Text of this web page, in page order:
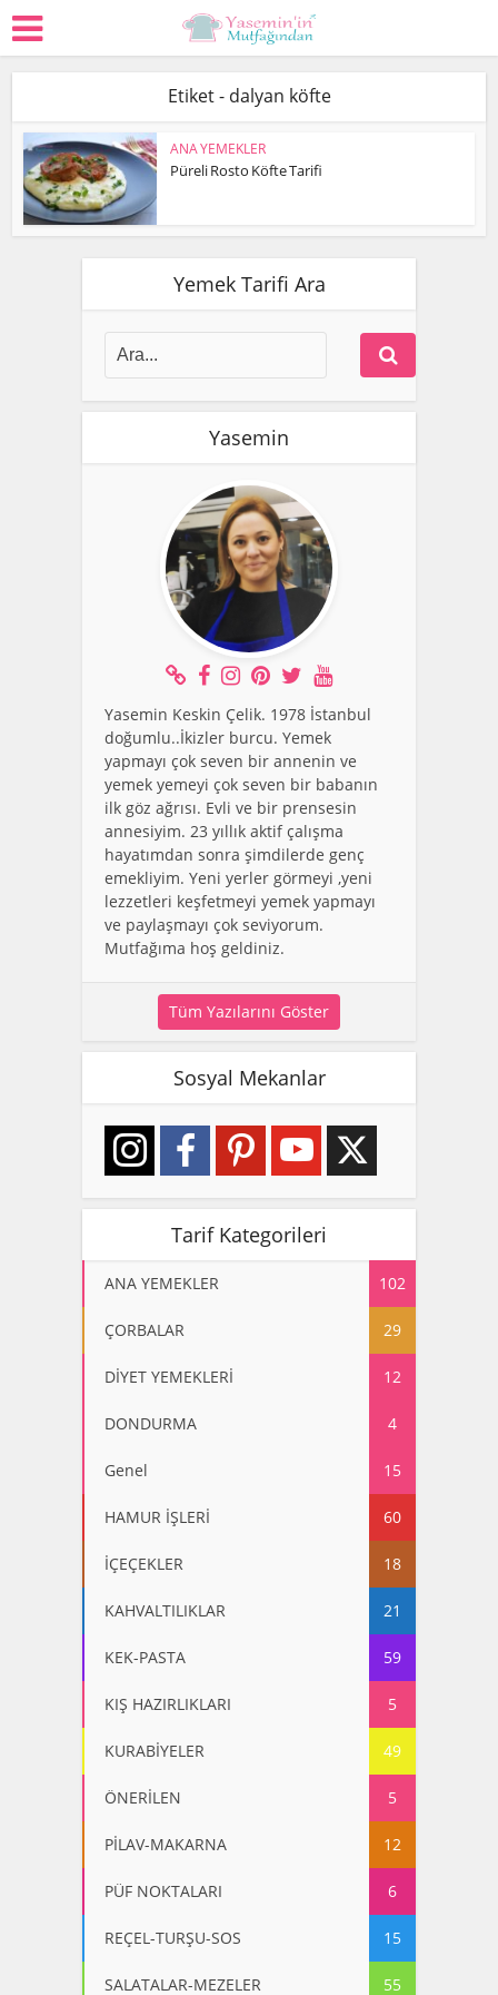
Etiket - dalyan köfte
ANA YEMEKLER
Püreli Rosto Köfte Tarifi
Yemek Tarifi Ara
Yasemin
Yasemin Keskin Çelik. 1978 İstanbul
doğumlu..İkizler burcu. Yemek
yapmayı çok seven bir annenin ve
yemek yemeyi çok seven bir babanın
ilk göz ağrısı. Evli ve bir prensesin
annesiyim. 23 yıllık aktif çalışma
hayatımdan sonra şimdilerde genç
emekliyim. Yeni yerler görmeyi ,yeni
lezzetleri keşfetmeyi yemek yapmayı
ve paylaşmayı çok seviyorum.
Mutfağıma hoş geldiniz.
Tüm Yazılarını Göster
Sosyal Mekanlar
Tarif Kategorileri
ANA YEMEKLER 102
ÇORBALAR 29
DİYET YEMEKLERİ 12
DONDURMA 4
Genel 15
HAMUR İŞLERİ 60
İÇEÇEKLER 18
KAHVALTILIKLAR 21
KEK-PASTA 59
KIŞ HAZIRLIKLARI 5
KURABİYELER 49
ÖNERİLEN 5
PİLAV-MAKARNA 12
PÜF NOKTALARI 6
REÇEL-TURŞU-SOS 15
SALATALAR-MEZELER 55